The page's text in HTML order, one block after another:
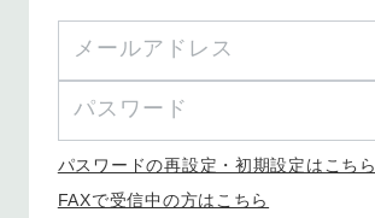
パスワードの再設定・初期設定はこちら
FAXで受信中の方はこちら